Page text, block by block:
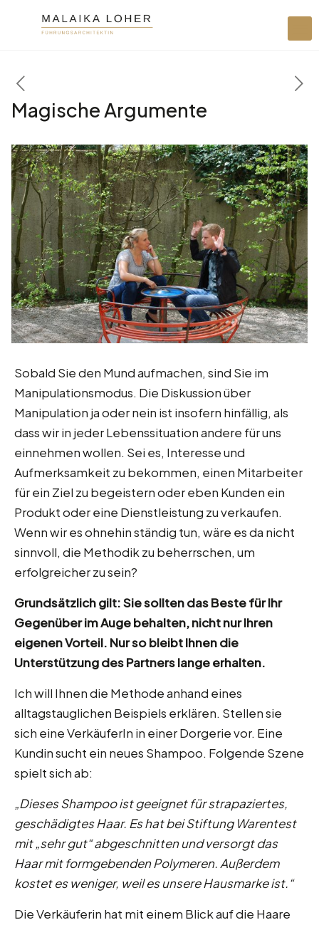
Magische Argumente
Sobald Sie den Mund aufmachen, sind Sie im
Manipulationsmodus. Die Diskussion über
Manipulation ja oder nein ist insofern hinfällig, als
dass wir in jeder Lebenssituation andere für uns
einnehmen wollen. Sei es, Interesse und
Aufmerksamkeit zu bekommen, einen Mitarbeiter
für ein Ziel zu begeistern oder eben Kunden ein
Produkt oder eine Dienstleistung zu verkaufen.
Wenn wir es ohnehin ständig tun, wäre es da nicht
sinnvoll, die Methodik zu beherrschen, um
erfolgreicher zu sein?
Grundsätzlich gilt: Sie sollten das Beste für Ihr
Gegenüber im Auge behalten, nicht nur Ihren
eigenen Vorteil. Nur so bleibt Ihnen die
Unterstützung des Partners lange erhalten.
Ich will Ihnen die Methode anhand eines
alltagstauglichen Beispiels erklären. Stellen sie
sich eine VerkäuferIn in einer Dorgerie vor. Eine
Kundin sucht ein neues Shampoo. Folgende Szene
spielt sich ab:
„Dieses Shampoo ist geeignet für strapaziertes,
geschädigtes Haar. Es hat bei Stiftung Warentest
mit „sehr gut“ abgeschnitten und versorgt das
Haar mit formgebenden Polymeren. Außerdem
kostet es weniger, weil es unsere Hausmarke ist.“
Die Verkäuferin hat mit einem Blick auf die Haare